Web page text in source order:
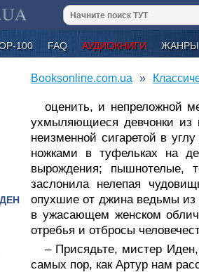
100 FAQ АУДИОКНИГИ ЖАНРЫ
Booksonline.com.ua
оценить, и непреложной
ухмыляющиеся девчонки из
неизменной сигаретой в
ножками в туфельках на
вырождения; пышнотелые,
заслонила нелепая
опухшие от джина ведьмы из
в ужасающем женском
отребья и отбросы
– Присядьте, мистер
самых пор, как Артур нам